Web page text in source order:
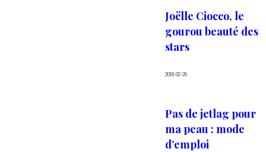
Joëlle Ciocco, le
gourou beauté des
stars
2018-02-26
Pas de jetlag pour
ma peau : mode
d’emploi